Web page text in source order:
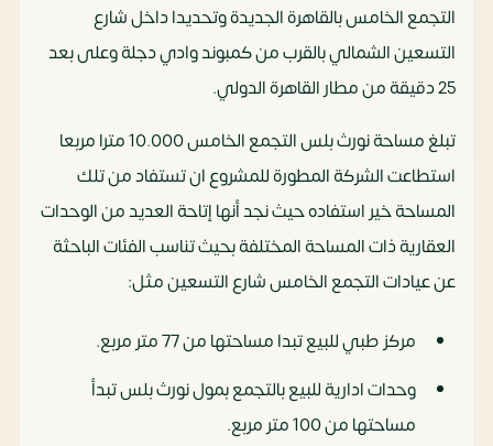
التجمع الخامس بالقاهرة الجديدة وتحديدا داخل شارع
التسعين الشمالي بالقرب من كمبوند وادي دجلة وعلى بعد
25 دقيقة من مطار القاهرة الدولي.
تبلغ مساحة نورث بلس التجمع الخامس 10.000 مترا مربعا
استطاعت الشركة المطورة للمشروع ان تستفاد من تلك
المساحة خير استفاده حيث نجد أنها إتاحة العديد من الوحدات
العقارية ذات المساحة المختلفة بحيث تناسب الفئات الباحثة
عن عيادات التجمع الخامس شارع التسعين مثل:
مركز طبي للبيع تبدا مساحتها من 77 متر مربع.
وحدات ادارية للبيع بالتجمع بمول نورث بلس تبدأ
مساحتها من 100 متر مربع.